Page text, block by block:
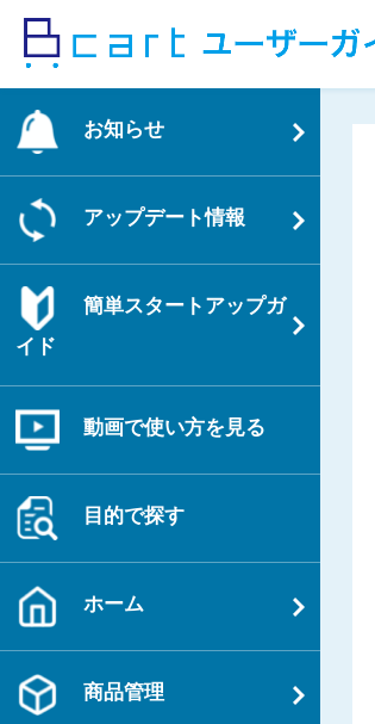
ッ
お知らせ
アップデート情報
簡単スタートアップガ
イド
動画で使い方を見る
目的で探す
ホーム
商品管理